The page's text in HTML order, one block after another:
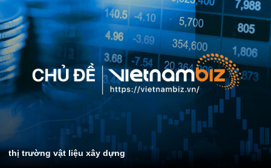
thị trường vật liệu xây dựng